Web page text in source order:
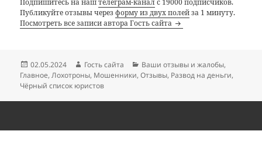
Подпишитесь на наштелеграм-каналс 19000 подписчиков.
Публикуйте отзывы черезформу из двух полейза 1 минуту.
Посмотреть все записи автора Гость сайта
Опубликовано
02.05.2024 Автор
Гость сайта Рубрики
Ваши отзывы и жалобы,
Главное,Лохотроны, Мошенники,Отзывы, Развод на деньги,
Чёрный список юристов